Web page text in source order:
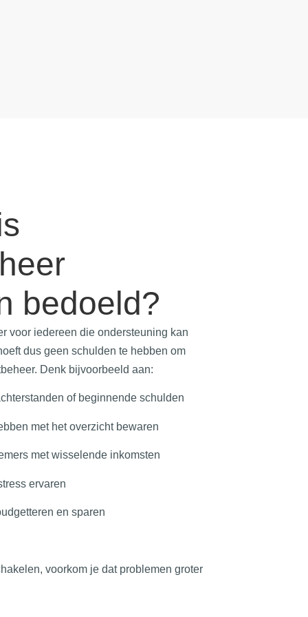
bedoeld?
voor iedereen die ondersteuning kan
dus geen schulden te hebben om
Denk bijvoorbeeld aan:
of beginnende schulden
met het overzicht bewaren
met wisselende inkomsten
ervaren
en sparen
voorkom je dat problemen groter